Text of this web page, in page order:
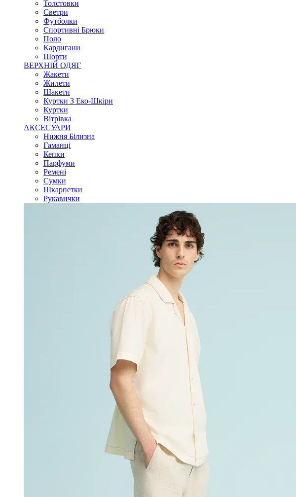
Толстовки
Светри
Футболки
Спортивні Брюки
Поло
Кардигани
Шорти
ВЕРХНІЙ ОДЯГ
Жакети
Жилети
Шакети
Куртки З Еко-Шкіри
Куртки
Вітрівка
АКСЕСУАРИ
Нижня Білизна
Гаманці
Кепки
Парфуми
Ремені
Сумки
Шкарпетки
Рукавички